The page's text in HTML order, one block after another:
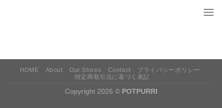
HOME About Our Stores Contact
プライバシーポリシー
特定商取引法に基づく表記
Copyright 2026 © POTPURRI